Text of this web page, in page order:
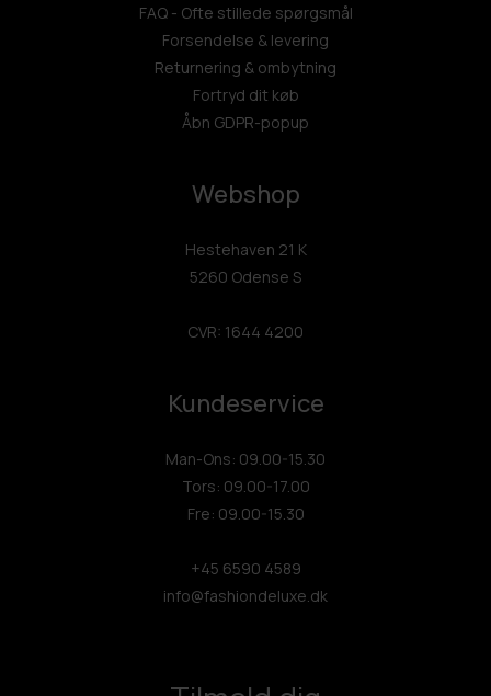
FAQ - Ofte stillede spørgsmål
Forsendelse & levering
Returnering & ombytning
Fortryd dit køb
Åbn GDPR-popup
Webshop
Hestehaven 21 K
5260 Odense S
CVR: 1644 4200
Kundeservice
Man-Ons: 09.00-15.30
Tors: 09.00-17.00
Fre: 09.00-15.30
+45 6590 4589
info@fashiondeluxe.dk